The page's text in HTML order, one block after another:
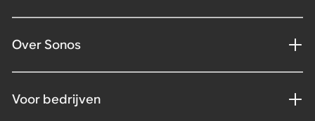
Over Sonos
Voor bedrijven